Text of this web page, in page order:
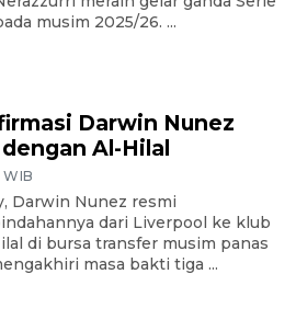
musim 2025/26. ...
Darwin Nunez
Al-Hilal
Darwin Nunez resmi
dari Liverpool ke klub
di bursa transfer musim panas
masa bakti tiga ...